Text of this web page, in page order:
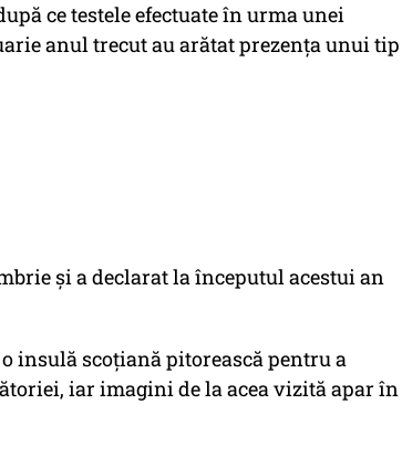
ce testele efectuate în urma unei
anul trecut au arătat prezența unui tip
și a declarat la începutul acestui an
insulă scoțiană pitorească pentru a
iar imagini de la acea vizită apar în